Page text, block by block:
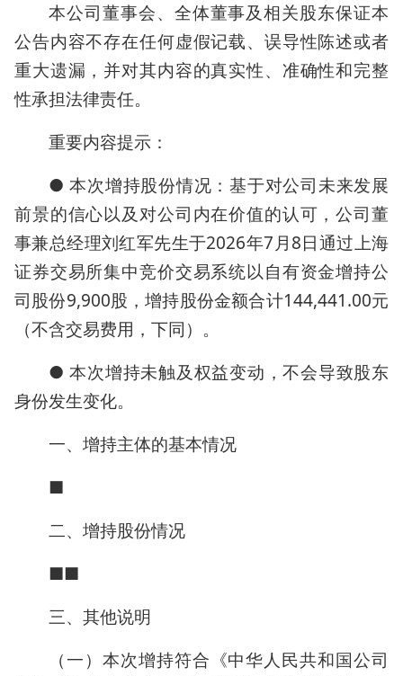
本公司董事会、全体董事及相关股东保证本
公告内容不存在任何虚假记载、误导性陈述或者
重大遗漏，并对其内容的真实性、准确性和完整
性承担法律责任。
重要内容提示：
● 本次增持股份情况：基于对公司未来发展
前景的信心以及对公司内在价值的认可，公司董
事兼总经理刘红军先生于2026年7月8日通过上海
证券交易所集中竞价交易系统以自有资金增持公
司股份9,900股，增持股份金额合计144,441.00元
（不含交易费用，下同）。
● 本次增持未触及权益变动，不会导致股东
身份发生变化。
一、增持主体的基本情况
■
二、增持股份情况
■■
三、其他说明
（一）本次增持符合《中华人民共和国公司